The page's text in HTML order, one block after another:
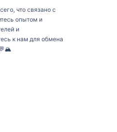
что связано с
опытом и
и
к нам для обмена